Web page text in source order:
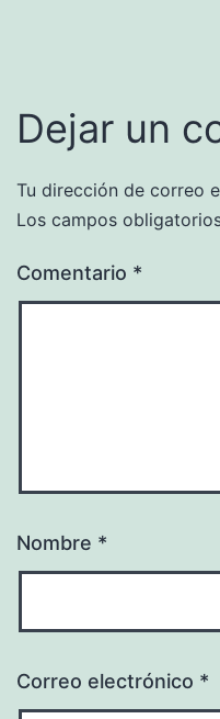
Dejar un
Tu dirección de correo
Los campos
Comentario *
Nombre *
Correo electrónico *